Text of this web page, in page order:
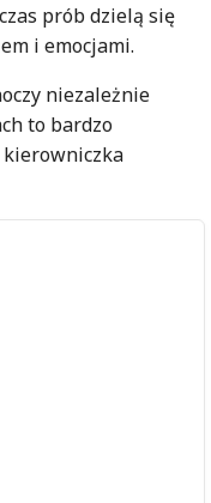
prób dzielą się
i emocjami.
niezależnie
to bardzo